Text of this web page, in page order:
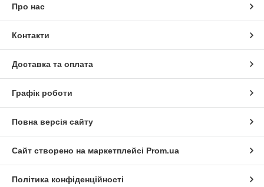
Про нас
Контакти
Доставка та оплата
Графік роботи
Повна версія сайту
Сайт створено на маркетплейсі Prom.ua
Політика конфіденційності